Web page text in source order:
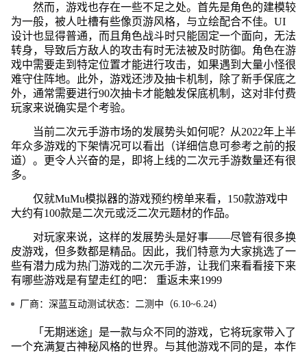
然而，游戏也存在一些不足之处。首先是角色的建模较
为一般，被人吐槽有些像页游风格，与立绘配合不佳。UI
设计也显得普通，而且角色战斗时只能固定一个面向，无法
转身，导致后方敌人的攻击有时无法被及时防御。角色在游
戏中需要走到特定位置才能进行攻击，如果遇到大量小怪很
难守住阵地。此外，游戏还涉及抽卡机制，除了新手保底之
外，通常需要进行90次抽卡才能触发保底机制，这对非付费
玩家来说确实是个考验。
当前二次元手游市场的发展势头如何呢？从2022年上半
年众多游戏的下架情况可以看出（详细信息可参考之前的报
道）。更令人兴奋的是，即将上线的二次元手游数量还有很
多。
仅就MuMu模拟器的游戏预约榜单来看，150款游戏中
大约有100款是二次元或泛二次元题材的作品。
对玩家来说，这样的发展势头是好事——尽管有很多换
皮游戏，但多数都是精品。因此，我们特意为大家挑选了一
些有潜力成为热门游戏的二次元手游，让我们来看看接下来
有哪些游戏是有望走红的吧： 重返未来1999
厂商：深蓝互动测试状态：二测中（6.10~6.24）
「无期迷途」是一款与众不同的游戏，它将玩家带入了
一个充满复古神秘风格的世界。与其他游戏不同的是，本作